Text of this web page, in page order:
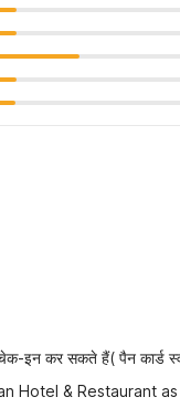
इन कर सकते हैं( पैन कार्ड
Hotel & Restaurant